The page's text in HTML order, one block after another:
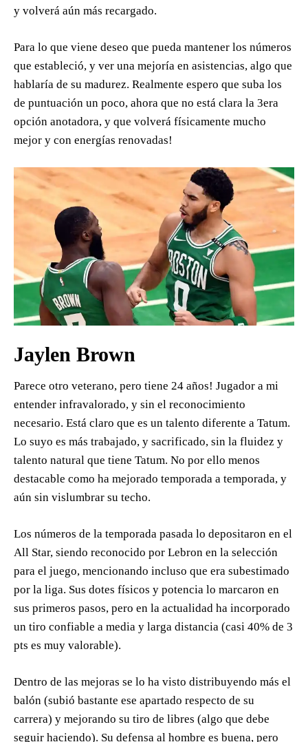
y volverá aún más recargado.
Para lo que viene deseo que pueda mantener los números
que estableció, y ver una mejoría en asistencias, algo que
hablaría de su madurez. Realmente espero que suba los
de puntuación un poco, ahora que no está clara la 3era
opción anotadora, y que volverá físicamente mucho
mejor y con energías renovadas!
Jaylen Brown
Parece otro veterano, pero tiene 24 años! Jugador a mi
entender infravalorado, y sin el reconocimiento
necesario. Está claro que es un talento diferente a Tatum.
Lo suyo es más trabajado, y sacrificado, sin la fluidez y
talento natural que tiene Tatum. No por ello menos
destacable como ha mejorado temporada a temporada, y
aún sin vislumbrar su techo.
Los números de la temporada pasada lo depositaron en el
All Star, siendo reconocido por Lebron en la selección
para el juego, mencionando incluso que era subestimado
por la liga. Sus dotes físicos y potencia lo marcaron en
sus primeros pasos, pero en la actualidad ha incorporado
un tiro confiable a media y larga distancia (casi 40% de 3
pts es muy valorable).
Dentro de las mejoras se lo ha visto distribuyendo más el
balón (subió bastante ese apartado respecto de su
carrera) y mejorando su tiro de libres (algo que debe
seguir haciendo). Su defensa al hombre es buena, pero